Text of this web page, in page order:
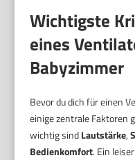
Wichtigste
eines
Babyzimmer
Bevor du dich für einen
einige zentrale Faktoren
wichtig sindLautstärke,
Bedienkomfort. Ein